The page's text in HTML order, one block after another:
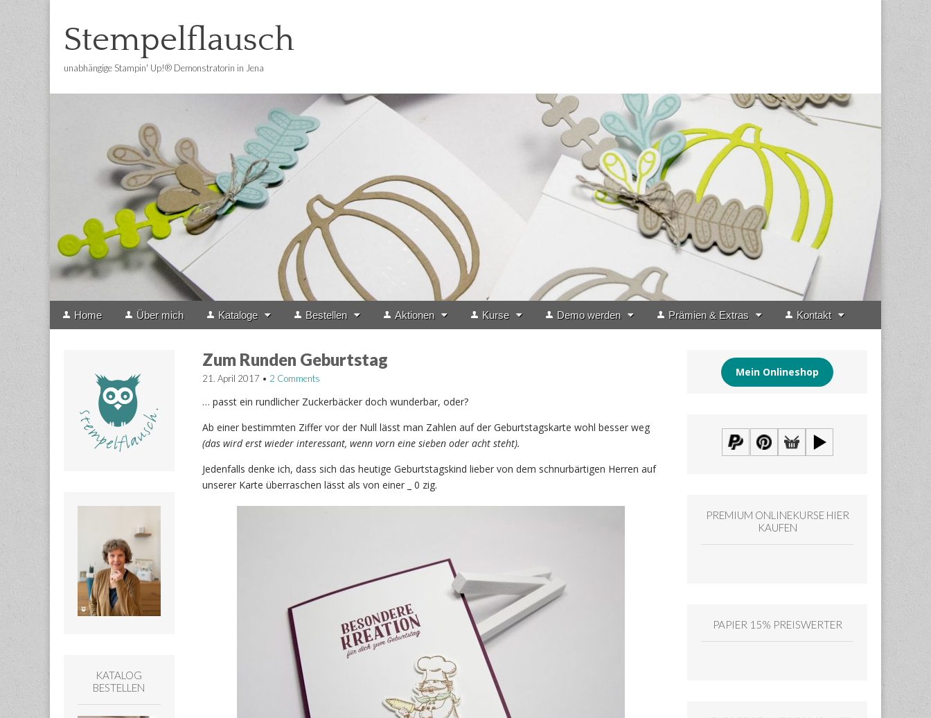
Stempelflausch
unabhängige Stampin' Up!® Demonstratorin in Jena
Main
Skip
Home Über mich Kataloge Bestellen Aktionen Kurse Demo werden Prämien & Extras Kontakt
Zum Runden Geburtstag
21. April 2017 • 2 Comments
… passt ein rundlicher Zuckerbäcker doch wunderbar, oder?
Ab einer bestimmten Ziffer vor der Null lässt man Zahlen auf der Geburtstagskarte wohl besser weg
(das wird erst wieder interessant, wenn vorn eine sieben oder acht steht).
Jedenfalls denke ich, dass sich das heutige Geburtstagskind lieber von dem schnurbärtigen Herren auf
unserer Karte überraschen lässt als von einer _ 0 zig.
KATALOG
BESTELLEN
Mein Onlineshop
PREMIUM ONLINEKURSE HIER
KAUFEN
PAPIER 15% PREISWERTER